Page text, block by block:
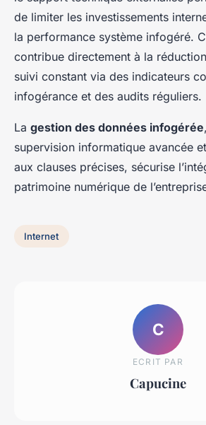
de limiter les investissements
la performance système infogéré.
contribue directement à la
suivi constant via des indicateurs
infogérance et des audits réguliers.
La gestion des données infogérée
supervision informatique avancée
aux clauses précises, sécurise
patrimoine numérique de
Internet
C
ECRIT PAR
Capucine